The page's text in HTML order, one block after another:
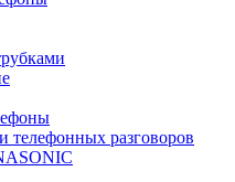
телефонных разговоров